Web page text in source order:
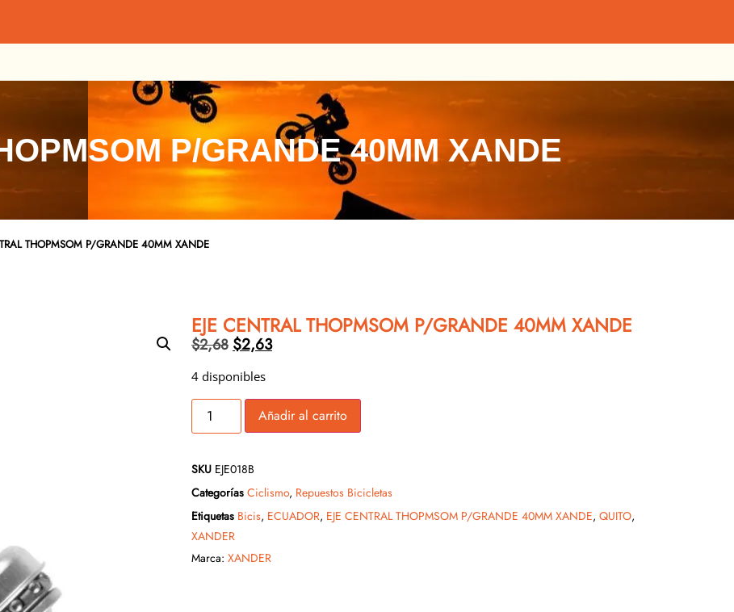
P/GRANDE 40MM XANDE
THOPMSOM P/GRANDE 40MM XANDE
EJE CENTRAL THOPMSOM P/GRANDE 40MM XANDE
$2,68 $2,63
4 disponibles
Añadir al carrito
SKU EJE018B
Categorías Ciclismo, Repuestos Bicicletas
Etiquetas Bicis, ECUADOR, EJE CENTRAL THOPMSOM P/GRANDE 40MM XANDE, QUITO,
XANDER
Marca: XANDER